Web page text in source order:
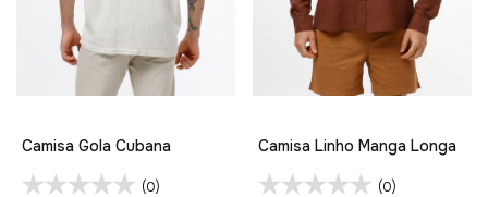
Camisa Gola Cubana
(0)
Camisa Linho Manga Longa
(0)